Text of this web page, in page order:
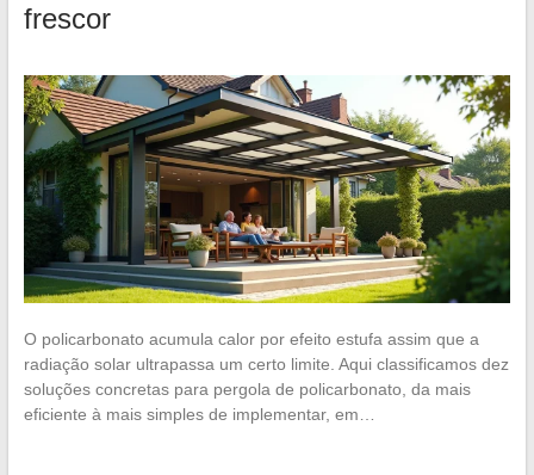
frescor
O policarbonato acumula calor por efeito estufa assim que a
radiação solar ultrapassa um certo limite. Aqui classificamos dez
soluções concretas para pergola de policarbonato, da mais
eficiente à mais simples de implementar, em…